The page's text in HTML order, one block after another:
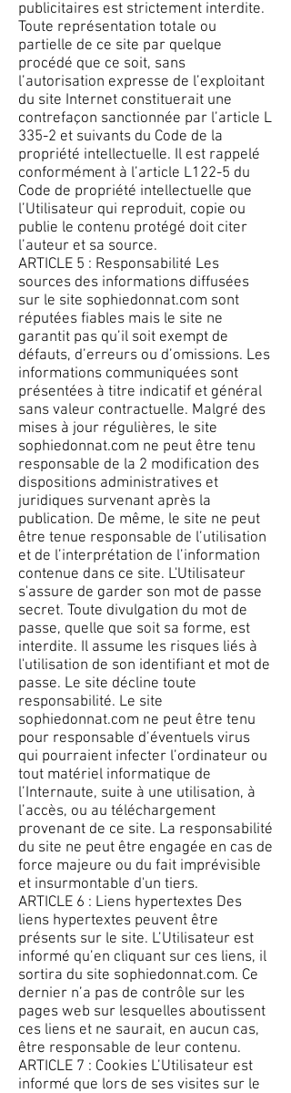
publicitaires est strictement interdite.
Toute représentation totale ou
partielle de ce site par quelque
procédé que ce soit, sans
l’autorisation expresse de l’exploitant
du site Internet constituerait une
contrefaçon sanctionnée par l’article L
335-2 et suivants du Code de la
propriété intellectuelle. Il est rappelé
conformément à l’article L122-5 du
Code de propriété intellectuelle que
l’Utilisateur qui reproduit, copie ou
publie le contenu protégé doit citer
l’auteur et sa source.
ARTICLE 5 : Responsabilité Les
sources des informations diffusées
sur le site sophiedonnat.com sont
réputées fiables mais le site ne
garantit pas qu’il soit exempt de
défauts, d’erreurs ou d’omissions. Les
informations communiquées sont
présentées à titre indicatif et général
sans valeur contractuelle. Malgré des
mises à jour régulières, le site
sophiedonnat.com ne peut être tenu
responsable de la 2 modification des
dispositions administratives et
juridiques survenant après la
publication. De même, le site ne peut
être tenue responsable de l’utilisation
et de l’interprétation de l’information
contenue dans ce site. L'Utilisateur
s'assure de garder son mot de passe
secret. Toute divulgation du mot de
passe, quelle que soit sa forme, est
interdite. Il assume les risques liés à
l'utilisation de son identifiant et mot de
passe. Le site décline toute
responsabilité. Le site
sophiedonnat.com ne peut être tenu
pour responsable d’éventuels virus
qui pourraient infecter l’ordinateur ou
tout matériel informatique de
l’Internaute, suite à une utilisation, à
l’accès, ou au téléchargement
provenant de ce site. La responsabilité
du site ne peut être engagée en cas de
force majeure ou du fait imprévisible
et insurmontable d'un tiers.
ARTICLE 6 : Liens hypertextes Des
liens hypertextes peuvent être
présents sur le site. L’Utilisateur est
informé qu’en cliquant sur ces liens, il
sortira du site sophiedonnat.com. Ce
dernier n’a pas de contrôle sur les
pages web sur lesquelles aboutissent
ces liens et ne saurait, en aucun cas,
être responsable de leur contenu.
ARTICLE 7 : Cookies L’Utilisateur est
informé que lors de ses visites sur le